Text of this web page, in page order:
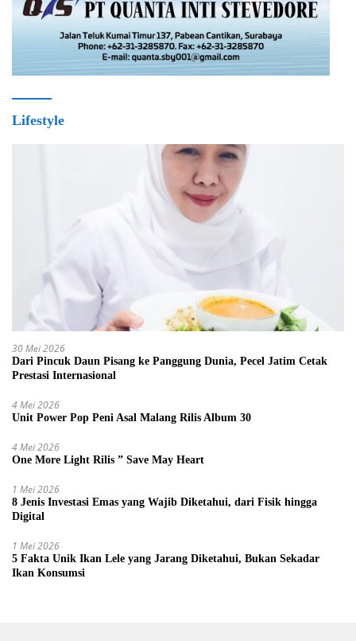
Lifestyle
30 Mei 2026
Dari Pincuk Daun Pisang ke Panggung Dunia, Pecel Jatim Cetak
Prestasi Internasional
4 Mei 2026
Unit Power Pop Peni Asal Malang Rilis Album 30
4 Mei 2026
One More Light Rilis ” Save May Heart
1 Mei 2026
8 Jenis Investasi Emas yang Wajib Diketahui, dari Fisik hingga
Digital
1 Mei 2026
5 Fakta Unik Ikan Lele yang Jarang Diketahui, Bukan Sekadar
Ikan Konsumsi